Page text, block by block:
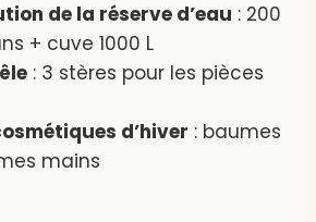
de la réserve d’eau : 200
+ cuve 1000 L
: 3 stères pour les pièces
d’hiver : baumes
mains